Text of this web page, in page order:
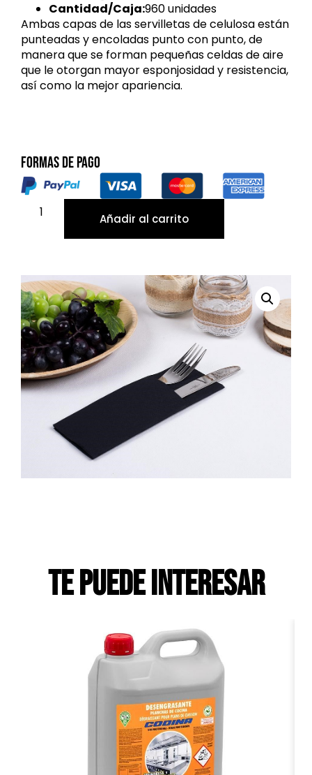
Cantidad/Caja:960 unidades
Ambas capas de las servilletas de celulosa están
punteadas y encoladas punto con punto, de
manera que se forman pequeñas celdas de aire
que le otorgan mayor esponjosidad y resistencia,
así como la mejor apariencia.
Formas de pago
Añadir al carrito
Te puede interesar